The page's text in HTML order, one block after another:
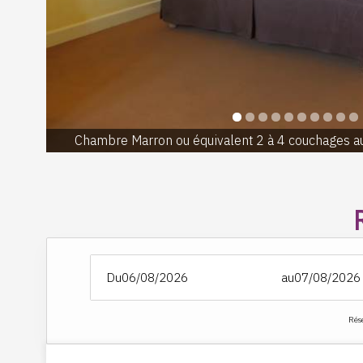
Chambre Marron ou équivalent 2 à 4 couchages
Du au